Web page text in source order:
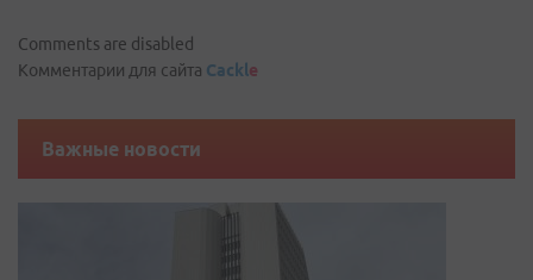
Comments are disabled
Комментарии для сайта Cackle
Важные новости